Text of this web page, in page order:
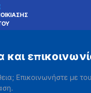
και
Επικοινωνήστε με